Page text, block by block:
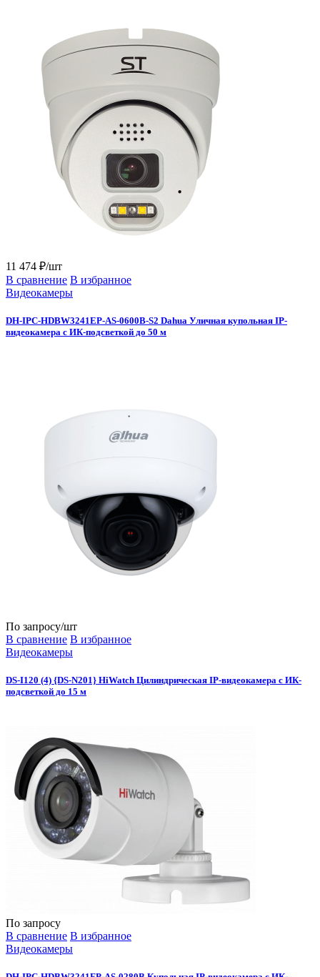
11 474 ₽/шт
В сравнение В избранное
Видеокамеры
DH-IPC-HDBW3241EP-AS-0600B-S2 Dahua Уличная купольная IP-
видеокамера с ИК-подсветкой до 50 м
По запросу/шт
В сравнение В избранное
Видеокамеры
DS-I120 (4) {DS-N201} HiWatch Цилиндрическая IP-видеокамера с ИК-
подсветкой до 15 м
По запросу
В сравнение В избранное
Видеокамеры